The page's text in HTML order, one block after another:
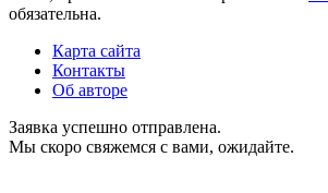
обязательна.
Карта сайта
Контакты
Об авторе
Заявка успешно отправлена.
Мы скоро свяжемся с вами, ожидайте.